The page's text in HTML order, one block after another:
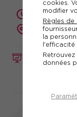
cookies.
modifier
Règles
la
données
FORMATION
2 jours (14
présentiel